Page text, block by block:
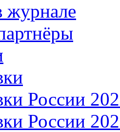
России
России